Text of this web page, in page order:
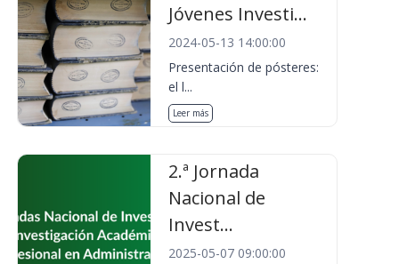
Jóvenes Investi...
2024-05-13 14:00:00
Presentación de pósteres:
el l...
Leer más
2.ª Jornada
Nacional de
Invest...
2025-05-07 09:00:00